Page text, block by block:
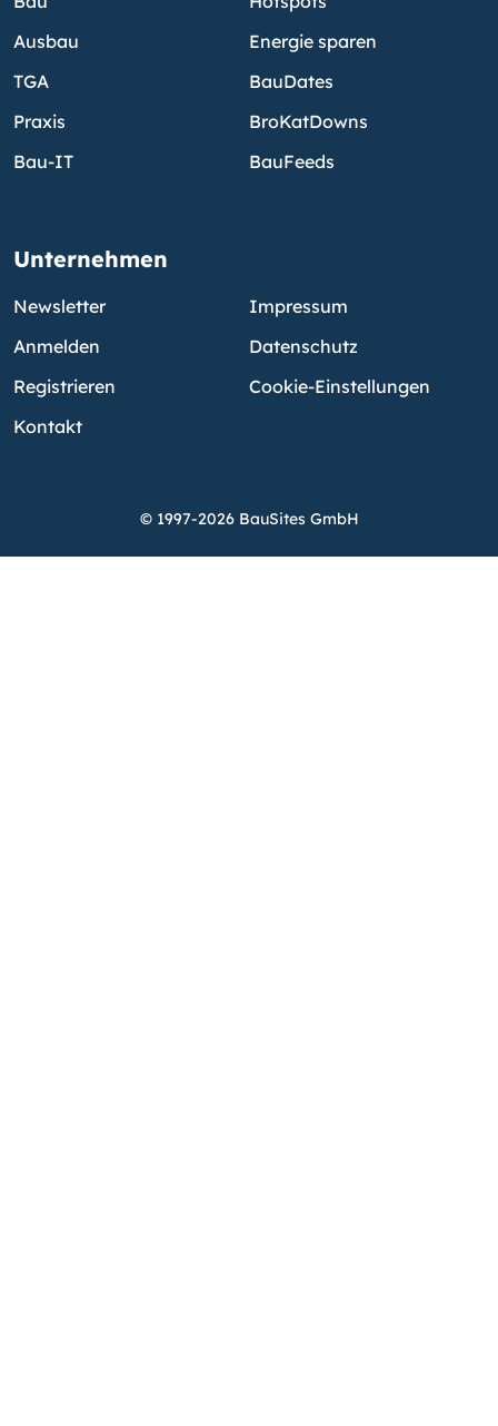
Ausbau
TGA
Praxis
Bau-IT
Energie sparen
BauDates
BroKatDowns
BauFeeds
Unternehmen
Newsletter
Anmelden
Registrieren
Kontakt
Impressum
Datenschutz
Cookie-Einstellungen
© 1997-2026 BauSites GmbH